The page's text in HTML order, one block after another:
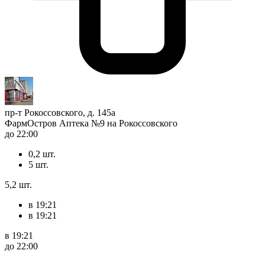
пр-т Рокоссовского, д. 145а
ФармОстров Аптека №9 на Рокоссовского
до 22:00
0,2 шт.
5 шт.
5,2 шт.
в 19:21
в 19:21
в 19:21
до 22:00